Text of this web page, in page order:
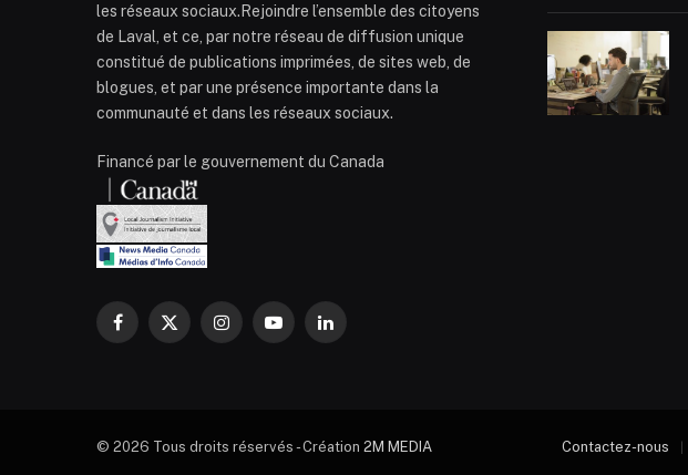
les réseaux sociaux.Rejoindre l’ensemble des citoyens
de Laval, et ce, par notre réseau de diffusion unique
constitué de publications imprimées, de sites web, de
blogues, et par une présence importante dans la
communauté et dans les réseaux sociaux.
Financé par le gouvernement du Canada
Facebook
X
InstagramYouTubeLinkedIn
© 2026 Tous droits réservés - Création 2M MEDIA Contactez-nous